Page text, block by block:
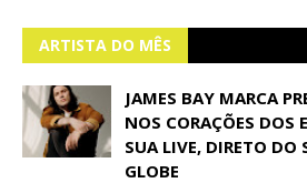
ARTISTA DO MÊS
JAMES BAY MARCA
NOS CORAÇÕES DOS
SUA LIVE, DIRETO DO
GLOBE